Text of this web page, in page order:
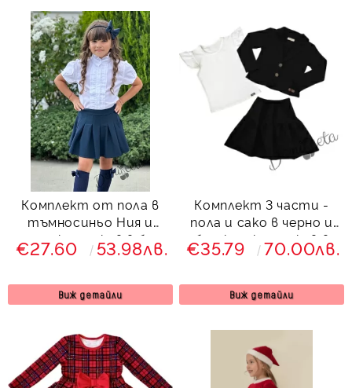
Комплект от пола в
тъмносиньо Ния и
риза с къс ръкав в бяло
с къдрички от
€27.60 53.98лв.
Виж детайли
Комплект 3 части -
пола и сако в черно и
блузка с къс ръкав в
бяло Герина
€35.79 70.00лв.
Виж детайли